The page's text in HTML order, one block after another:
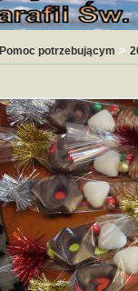
Pomoc potrzebującym >